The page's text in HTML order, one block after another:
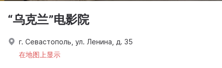
“乌克兰”电影院
г. Севастополь, ул. Ленина, д. 35
在地图上显示